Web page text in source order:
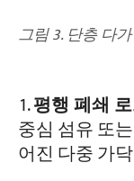
그림 3. 단층 다
평행 폐쇄
중심 섬유 또
어진 다중 가